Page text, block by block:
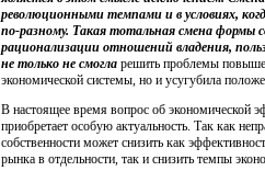
революционными темпами и в условиях,
по-разному. Такая тотальная смена формы
рационализации отношений владения,
не только не смогла решить проблемы
экономической системы, но и усугубила
В настоящее время вопрос об экономической
приобретает особую актуальность. Так как
собственности может снизить как
рынка в отдельности, так и снизить темпы